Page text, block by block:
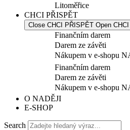
Litoměřice
CHCI PŘISPĚT
Close CHCI PŘISPĚT Open
Finančním darem
Darem ze závěti
Nákupem v e-shopu
Finančním darem
Darem ze závěti
Nákupem v e-shopu
O NADĚJI
E-SHOP
Search